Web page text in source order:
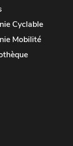
Cyclable
Mobilité